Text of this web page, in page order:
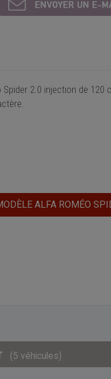
2.0 injection de 120
ALFA ROMÉO
(5 véhicules)